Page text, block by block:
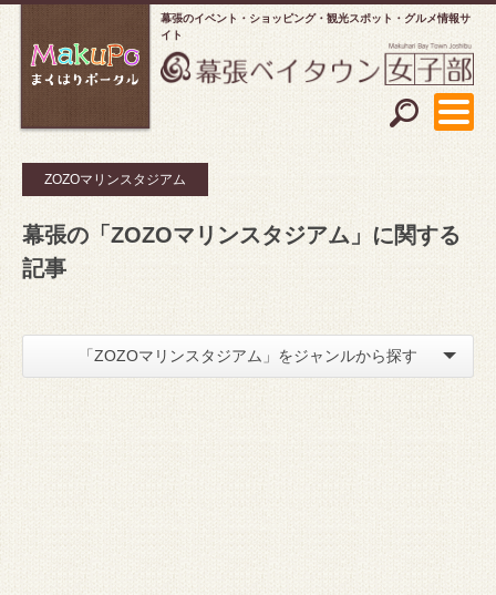
幕張のイベント・ショッピング
観光スポット・グルメ情報サ
イト
ZOZOマリンスタジアム
幕張の「ZOZOマリンスタジアム」に関する
記事
「ZOZOマリンスタジアム」をジャンルから探す